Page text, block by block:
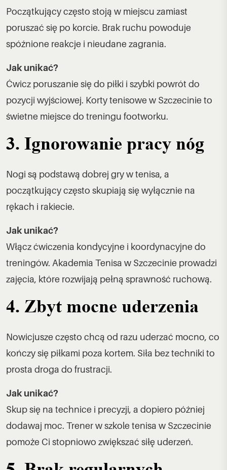
Początkujący często stoją w miejscu zamiast
poruszać się po korcie. Brak ruchu powoduje
spóźnione reakcje i nieudane zagrania.
Jak unikać?
Ćwicz poruszanie się do piłki i szybki powrót do
pozycji wyjściowej. Korty tenisowe w Szczecinie to
świetne miejsce do treningu footworku.
3. Ignorowanie pracy nóg
Nogi są podstawą dobrej gry w tenisa, a
początkujący często skupiają się wyłącznie na
rękach i rakiecie.
Jak unikać?
Włącz ćwiczenia kondycyjne i koordynacyjne do
treningów. Akademia Tenisa w Szczecinie prowadzi
zajęcia, które rozwijają pełną sprawność ruchową.
4. Zbyt mocne uderzenia
Nowicjusze często chcą od razu uderzać mocno, co
kończy się piłkami poza kortem. Siła bez techniki to
prosta droga do frustracji.
Jak unikać?
Skup się na technice i precyzji, a dopiero później
dodawaj moc. Trener w szkole tenisa w Szczecinie
pomoże Ci stopniowo zwiększać siłę uderzeń.